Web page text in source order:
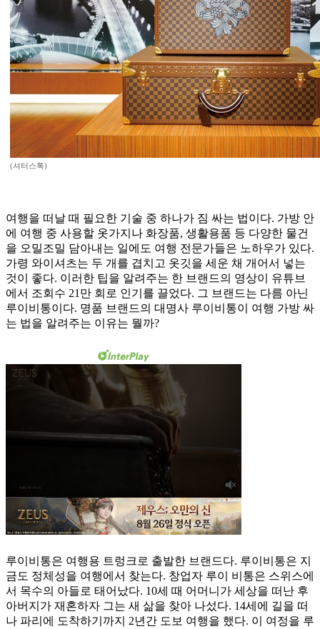
(셔터스톡)
여행을 떠날 때 필요한 기술 중 하나가 짐 싸는 법이다. 가방 안
에 여행 중 사용할 옷가지나 화장품, 생활용품 등 다양한 물건
을 오밀조밀 담아내는 일에도 여행 전문가들은 노하우가 있다.
가령 와이셔츠는 두 개를 겹치고 옷깃을 세운 채 개어서 넣는
것이 좋다. 이러한 팁을 알려주는 한 브랜드의 영상이 유튜브
에서 조회수 21만 회로 인기를 끌었다. 그 브랜드는 다름 아닌
루이비통이다. 명품 브랜드의 대명사 루이비통이 여행 가방 싸
는 법을 알려주는 이유는 뭘까?
루이비통은 여행용 트렁크로 출발한 브랜드다. 루이비통은 지
금도 정체성을 여행에서 찾는다. 창업자 루이 비통은 스위스에
서 목수의 아들로 태어났다. 10세 때 어머니가 세상을 떠난 후
아버지가 재혼하자 그는 새 삶을 찾아 나섰다. 14세에 길을 떠
나 파리에 도착하기까지 2년간 도보 여행을 했다. 이 여정을 루